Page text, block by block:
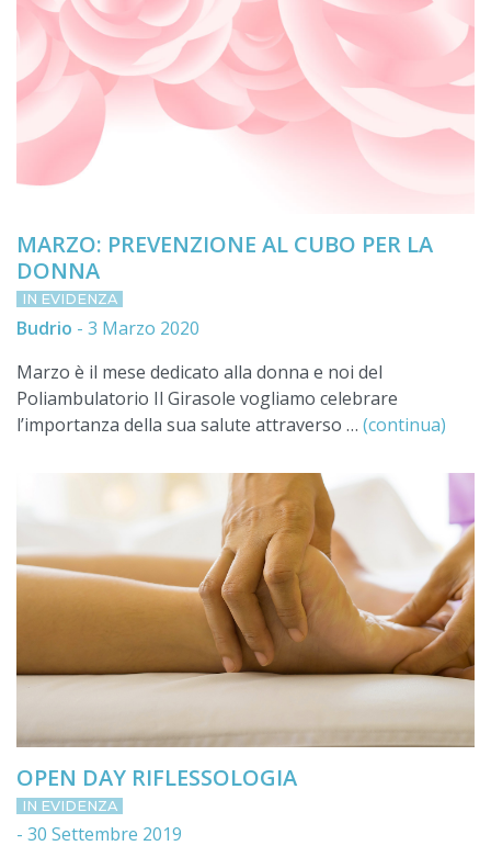
MARZO: PREVENZIONE AL CUBO PER LA
DONNA
IN EVIDENZA
Budrio - 3 Marzo 2020
Marzo è il mese dedicato alla donna e noi del
Poliambulatorio Il Girasole vogliamo celebrare
l’importanza della sua salute attraverso … (continua)
OPEN DAY RIFLESSOLOGIA
IN EVIDENZA
- 30 Settembre 2019